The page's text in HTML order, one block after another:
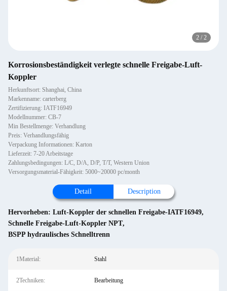
2 / 2
Korrosionsbeständigkeit verlegte schnelle Freigabe-Luft-
Koppler
Herkunftsort: Shanghai, China
Markenname: carterberg
Zertifizierung: IATF16949
Modellnummer: CB-7
Min Bestellmenge: Verhandlung
Preis: Verhandlungsfähig
Verpackung Informationen: Karton
Lieferzeit: 7-20 Arbeitstage
Zahlungsbedingungen: L/C, D/A, D/P, T/T, Western Union
Versorgungsmaterial-Fähigkeit: 5000~20000 pc/month
Detail Description
Hervorheben: Luft-Koppler der schnellen Freigabe-IATF16949,
Schnelle Freigabe-Luft-Koppler NPT,
BSPP hydraulisches Schnelltrenn
1Material: Stahl
2Techniken: Bearbeitung